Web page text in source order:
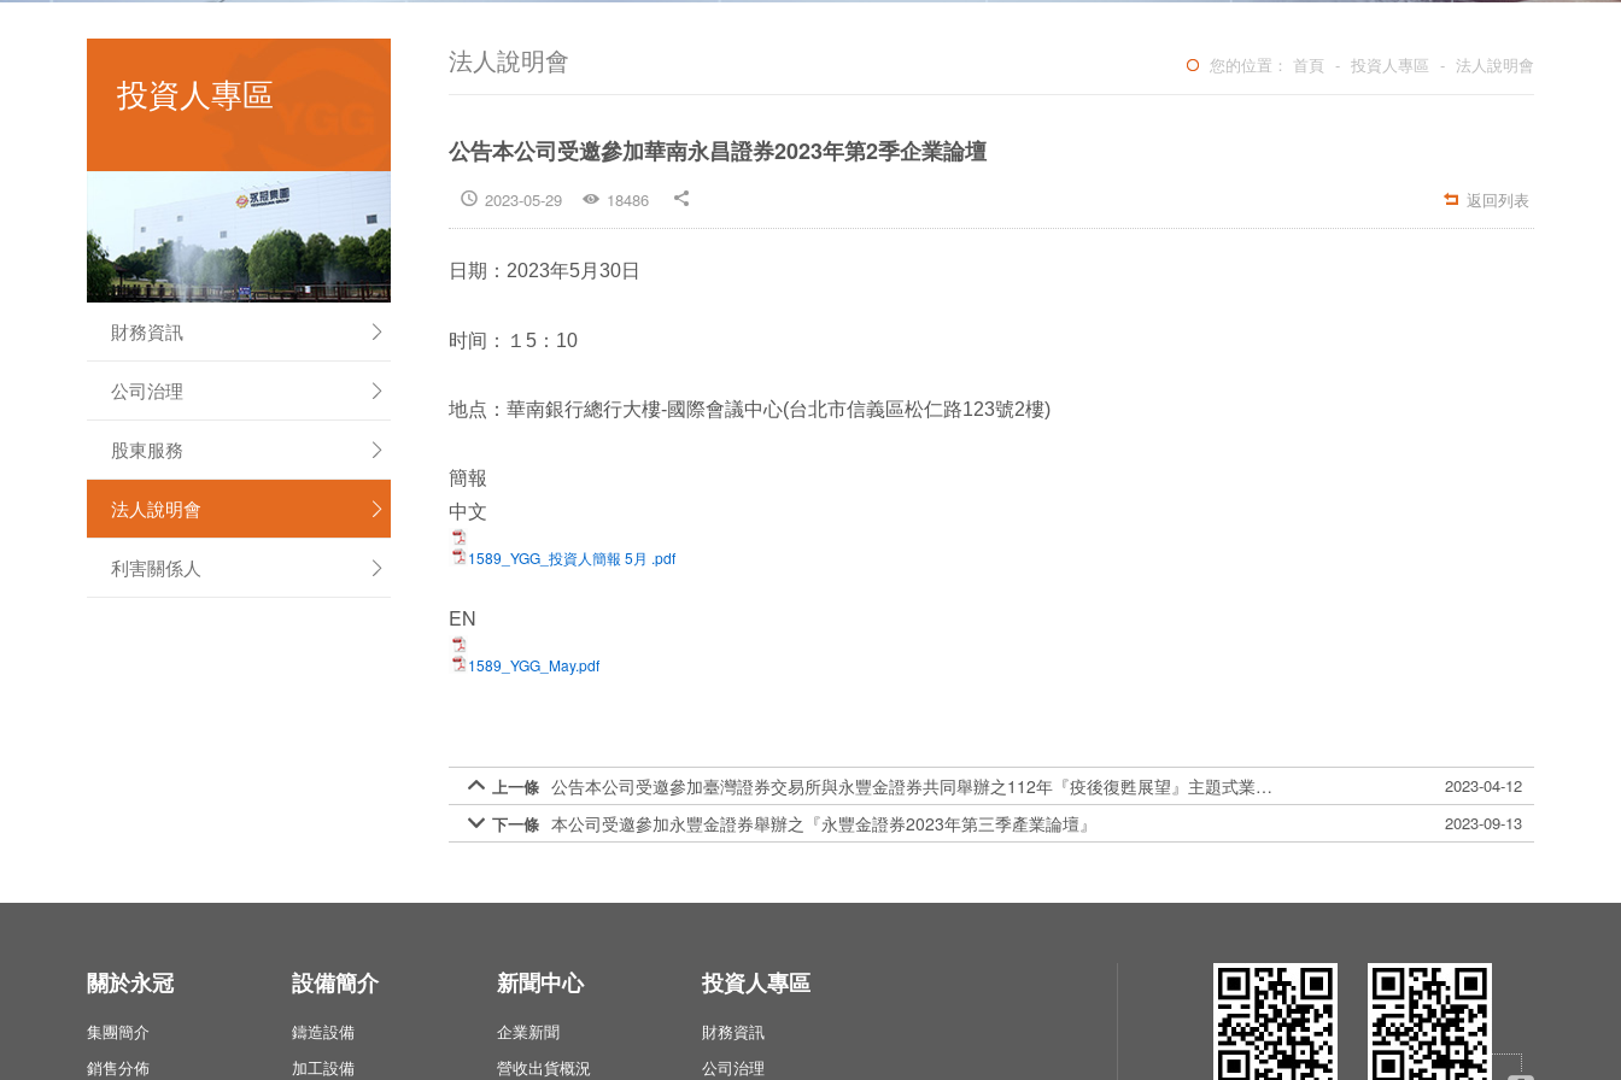
投資人專區
財務資訊 
公司治理 
股東服務 
法人說明會 
利害關係人 
法人說明會 您的位置： 首頁 - 投資人專區 - 法人說明會
公告本公司受邀參加華南永昌證券2023年第2季企業論壇
 返回列表
 2023-05-29  18486 
日期：2023年5月30日
时间：１5：10
地点：華南銀行總行大樓-國際會議中心(台北市信義區松仁路123號2樓)
簡報
中文
1589_YGG_投資人簡報 5月 .pdf
EN
1589_YGG_May.pdf
 上一條 公告本公司受邀參加臺灣證券交易所與永豐金證券共同舉辦之112年『疫後復甦展望』主題式業績發表會 2023-04-12
 下一條 本公司受邀參加永豐金證券舉辦之『永豐金證券2023年第三季產業論壇』 2023-09-13
關於永冠
集團簡介
銷售分佈
設備簡介
鑄造設備
加工設備
新聞中心
企業新聞
營收出貨概況
投資人專區
財務資訊
公司治理